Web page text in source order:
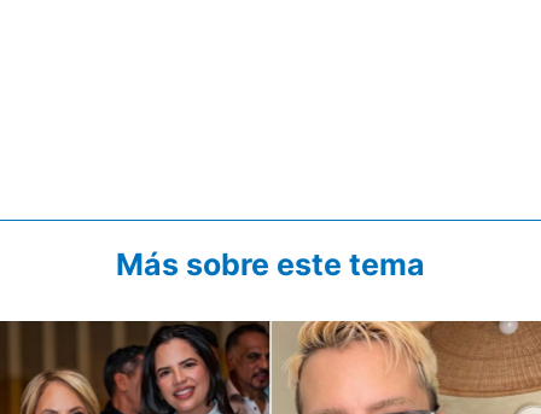
Más sobre este tema